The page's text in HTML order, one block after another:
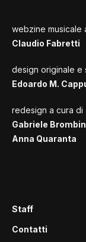
webzine musicale
Claudio Fabretti
design originale e
Edoardo M.
redesign a cura di
Gabriele Brombin
Anna Quaranta
Staff
Contatti